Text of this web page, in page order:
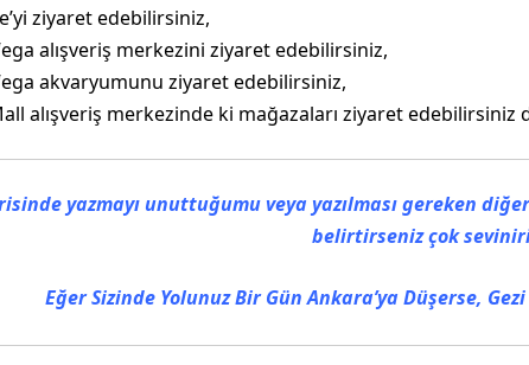
ziyaret edebilirsiniz,
alışveriş merkezini ziyaret edebilirsiniz,
akvaryumunu ziyaret edebilirsiniz,
alışveriş merkezinde ki mağazaları ziyaret edebilirsiniz
yazmayı unuttuğumu veya yazılması gereken
belirtirseniz çok
Eğer Sizinde Yolunuz Bir Gün Ankara’ya Düşerse,